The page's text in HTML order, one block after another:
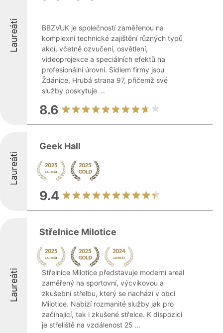
Laureáti
BBZVUK je společností zaměřenou na
komplexní technické zajištění různých typů
akcí, včetně ozvučení, osvětlení,
videoprojekce a speciálních efektů na
profesionální úrovni. Sídlem firmy jsou
Ždánice, Hrubá strana 97, přičemž své
služby poskytuje ...
8.6
Laureáti
Geek Hall
9.4
Laureáti
Střelnice Milotice
Střelnice Milotice představuje moderní areál
zaměřený na sportovní, výcvikovou a
zkušební střelbu, který se nachází v obci
Milotice. Nabízí rozmanité služby jak pro
začínající, tak i zkušené střelce. K dispozici
je střeliště na vzdálenost 25 ...